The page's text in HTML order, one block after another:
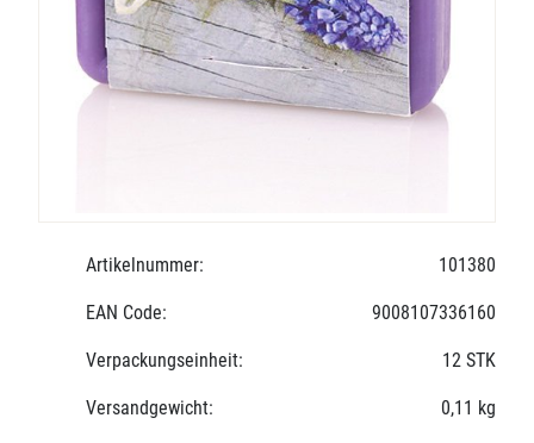
Artikelnummer: 101380
EAN Code: 9008107336160
Verpackungseinheit: 12 STK
Versandgewicht: 0,11 kg